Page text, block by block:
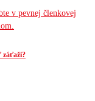
záťaži?